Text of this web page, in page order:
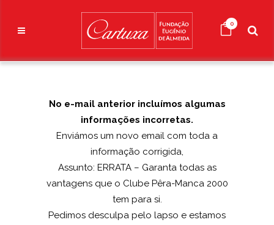
0
No e-mail anterior incluímos algumas
informações incorretas.
Enviámos um novo email com toda a
informação corrigida,
Assunto: ERRATA – Garanta todas as
vantagens que o Clube Pêra-Manca 2000
tem para si.
Pedimos desculpa pelo lapso e estamos